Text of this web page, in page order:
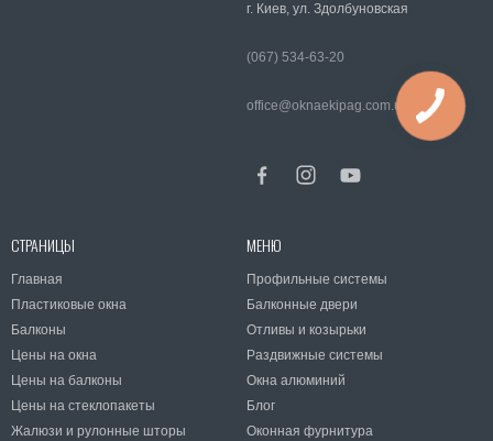
СТРАНИЦЫ
Главная
Пластиковые окна
Балконы
Цены на окна
Цены на балконы
Цены на стеклопакеты
Жалюзи и рулонные шторы
МЕНЮ
Профильные системы
Балконные двери
Отливы и козырьки
Раздвижные системы
Окна алюминий
Блог
Оконная фурнитура
г. Киев, ул. Здолбуновская
(067) 534-63-20
office@oknaekipag.com.ua